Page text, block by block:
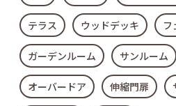
テラス ウッドデッキ フ
ガーデンルーム サンルーム
オーバードア 伸縮門扉